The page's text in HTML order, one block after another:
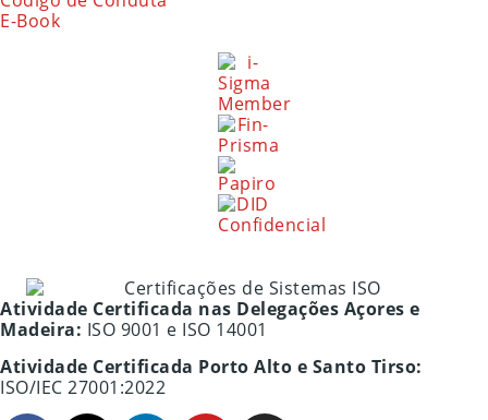
E-Book
Atividade Certificada nas Delegações Açores e
Madeira: ISO 9001 e ISO 14001
Atividade Certificada Porto Alto e Santo Tirso:
ISO/IEC 27001:2022